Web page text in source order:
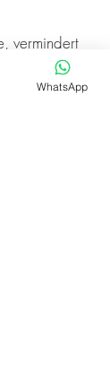
vermindert
bacteriën
WhatsApp